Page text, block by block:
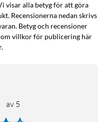
kan övervaka olika
zooma in och
visar alla betyg för att göra
Recensionerna nedan skrivs
Betyg och recensioner
om villkor för publicering här
av 5